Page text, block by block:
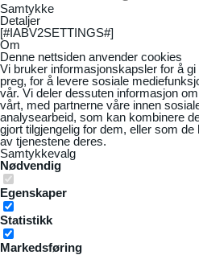
Samtykke
Detaljer
[#IABV2SETTINGS#]
Om
Denne nettsiden anvender cookies
Vi bruker informasjonskapsler for å
preg, for å levere sosiale
vår. Vi deler dessuten informasjon
vårt, med partnerne våre innen
analysearbeid, som kan kombinere
gjort tilgjengelig for dem, eller som
av tjenestene deres.
Samtykkevalg
Nødvendig
Egenskaper
Statistikk
Markedsføring